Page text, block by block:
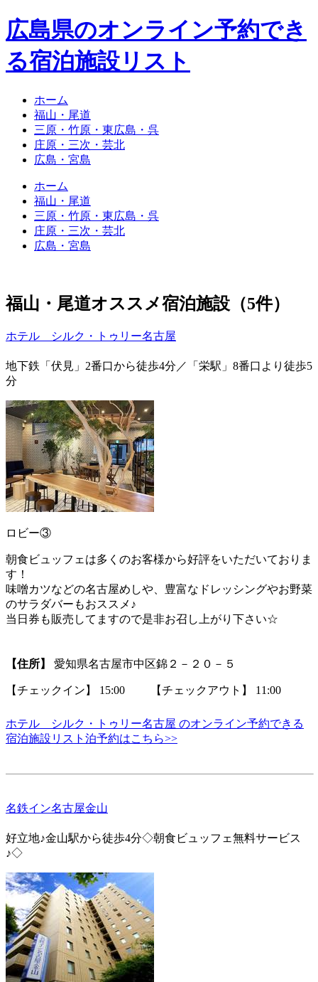
広島県のオンライン予約でき
る宿泊施設リスト
ホーム
福山・尾道
三原・竹原・東広島・呉
庄原・三次・芸北
広島・宮島
ホーム
福山・尾道
三原・竹原・東広島・呉
庄原・三次・芸北
広島・宮島
福山・尾道オススメ宿泊施設（5件）
ホテル シルク・トゥリー名古屋
地下鉄「伏見」2番口から徒歩4分／「栄駅」8番口より徒歩5
分
ロビー③
朝食ビュッフェは多くのお客様から好評をいただいておりま
す！
味噌カツなどの名古屋めしや、豊富なドレッシングやお野菜
のサラダバーもおススメ♪
当日券も販売してますので是非お召し上がり下さい☆
【住所】 愛知県名古屋市中区錦２－２０－５
【チェックイン】 15:00 【チェックアウト】 11:00
ホテル シルク・トゥリー名古屋 のオンライン予約できる
宿泊施設リスト泊予約はこちら>>
名鉄イン名古屋金山
好立地♪金山駅から徒歩4分◇朝食ビュッフェ無料サービス
♪◇